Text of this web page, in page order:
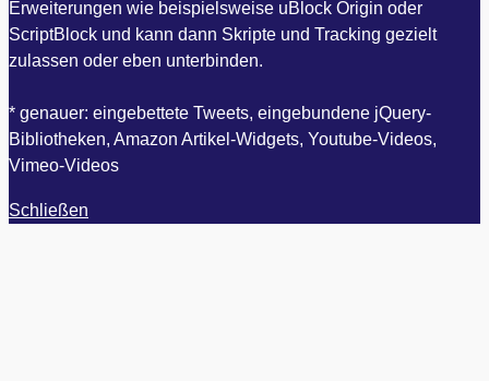
Erweiterungen wie beispielsweise uBlock Origin oder
ScriptBlock und kann dann Skripte und Tracking gezielt
zulassen oder eben unterbinden.
* genauer: eingebettete Tweets, eingebundene jQuery-
Bibliotheken, Amazon Artikel-Widgets, Youtube-Videos,
Vimeo-Videos
Schließen